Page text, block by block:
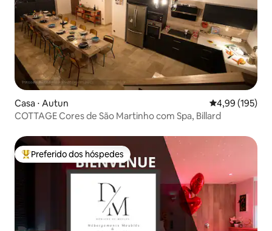
Casa ⋅ Autun 4,99 de uma
4,99 (195)
COTTAGE Cores de São Martinho com Spa, Billard
Entre os melhores preferidos dos hóspedes
Preferido dos hóspedes